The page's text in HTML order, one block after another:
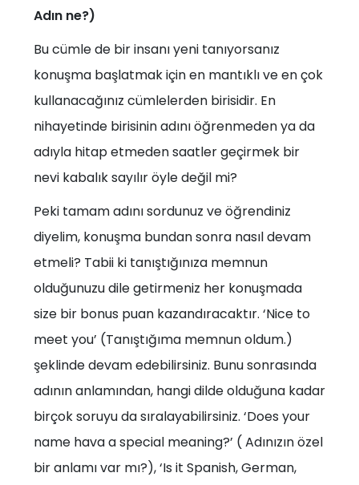
Adın ne?)
Bu cümle de bir insanı yeni tanıyorsanız
konuşma başlatmak için en mantıklı ve en çok
kullanacağınız cümlelerden birisidir. En
nihayetinde birisinin adını öğrenmeden ya da
adıyla hitap etmeden saatler geçirmek bir
nevi kabalık sayılır öyle değil mi?
Peki tamam adını sordunuz ve öğrendiniz
diyelim, konuşma bundan sonra nasıl devam
etmeli? Tabii ki tanıştığınıza memnun
olduğunuzu dile getirmeniz her konuşmada
size bir bonus puan kazandıracaktır. ‘Nice to
meet you’ (Tanıştığıma memnun oldum.)
şeklinde devam edebilirsiniz. Bunu sonrasında
adının anlamından, hangi dilde olduğuna kadar
birçok soruyu da sıralayabilirsiniz. ‘Does your
name hava a special meaning?’ ( Adınızın özel
bir anlamı var mı?), ‘Is it Spanish, German,